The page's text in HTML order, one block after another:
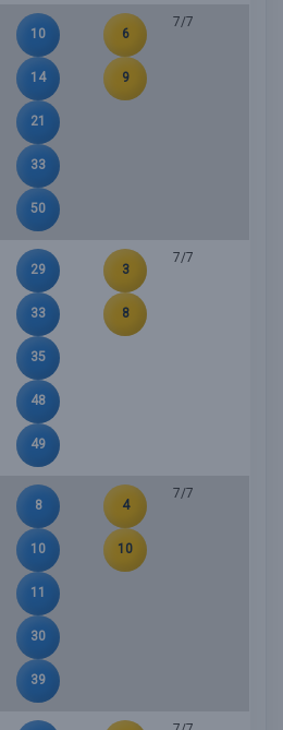
10
14
21
33
50
6
9
7/7
29
33
35
48
49
3
8
7/7
8
10
11
30
39
4
10
7/7